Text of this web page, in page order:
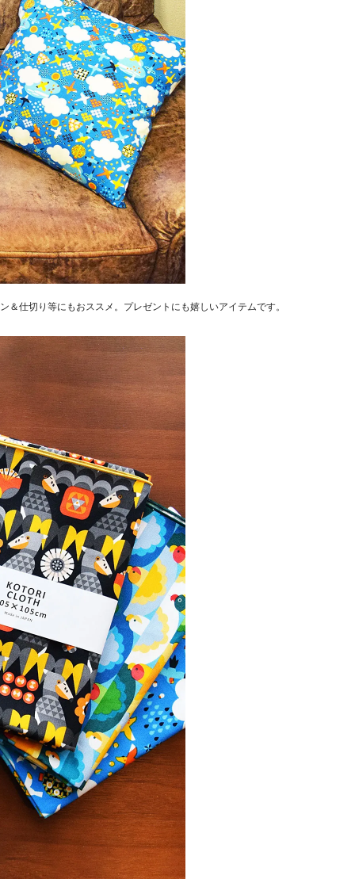
仕切り等にもおススメ。プレゼントにも嬉しいアイテムです。